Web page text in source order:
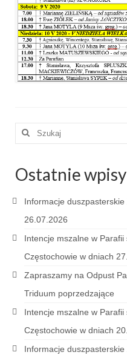
Pracownicy
e-Katolik
Nabożeństwa
Sakramenty
Sakrament chrztu
Sakrament
Sakrament
Sakrament
Sakrament
Galeria
Szuklaj
Ostatnie wpisy
Informacje duszpasterskie
26.07.2026
Intencje mszalne w Parafii
Częstochowie w dniach
Zapraszamy na Odpust
Triduum poprzedzające
Intencje mszalne w Parafii
Częstochowie w dniach
Informacje duszpasterskie